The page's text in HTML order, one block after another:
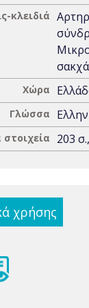
κλειδιά
Χώρα
Γλώσσα
203
χρήσης